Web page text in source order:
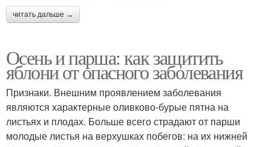
читать дальше →
Осень и парша: как защитить
яблони от опасного заболевания
Признаки. Внешним проявлением заболевания
являются характерные оливково-бурые пятна на
листьях и плодах. Больше всего страдают от парши
молодые листья на верхушках побегов: на их нижней